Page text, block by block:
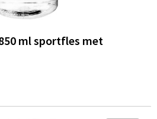
ml sportfles met